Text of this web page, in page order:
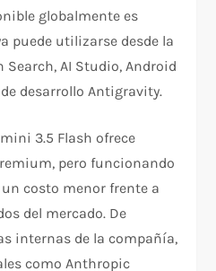
globalmente es
puede utilizarse desde la
Search, AI Studio, Android
desarrollo Antigravity.
3.5 Flash ofrece
pero funcionando
costo menor frente a
del mercado. De
internas de la compañía,
como Anthropic